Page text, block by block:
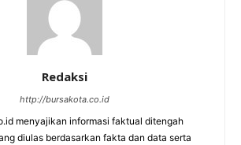
Redaksi
http://bursakota.co.id
menyajikan informasi faktual ditengah
diulas berdasarkan fakta dan data serta